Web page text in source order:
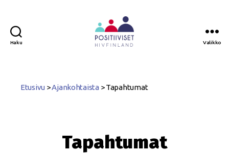
Haku Valikko
Etusivu >Ajankohtaista >Tapahtumat
Tapahtumat